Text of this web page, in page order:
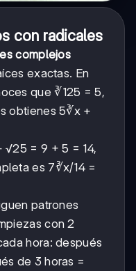
con radicales
complejos
exactas. En
que ∛125 = 5,
obtienes 5∛x +
√25 = 9 + 5 = 14,
es 7∛x/14 =
patrones
con 2
hora: después
de 3 horas =